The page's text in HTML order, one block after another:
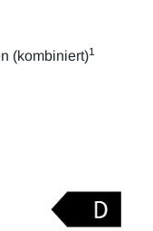
(kombiniert)1